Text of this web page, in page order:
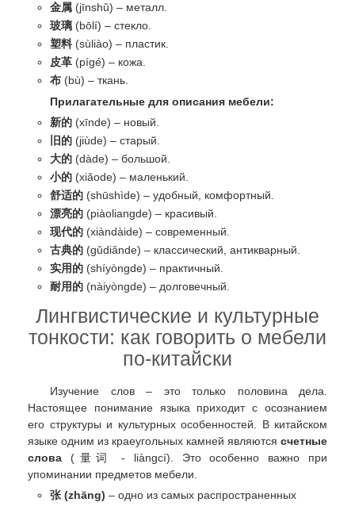
金属 (jīnshǔ) – металл.
玻璃 (bōlí) – стекло.
塑料 (sùliào) – пластик.
皮革 (pígé) – кожа.
布 (bù) – ткань.
Прилагательные для описания мебели:
新的 (xīnde) – новый.
旧的 (jiùde) – старый.
大的 (dàde) – большой.
小的 (xiǎode) – маленький.
舒适的 (shūshìde) – удобный, комфортный.
漂亮的 (piàoliangde) – красивый.
现代的 (xiàndàide) – современный.
古典的 (gǔdiǎnde) – классический, антикварный.
实用的 (shíyòngde) – практичный.
耐用的 (nàiyòngde) – долговечный.
Лингвистические и культурные
тонкости: как говорить о мебели
по-китайски
Изучение слов – это только половина дела.
Настоящее понимание языка приходит с осознанием
его структуры и культурных особенностей. В китайском
языке одним из краеугольных камней являются счетные
слова (量词 - liàngcí). Это особенно важно при
упоминании предметов мебели.
张 (zhāng) – одно из самых распространенных